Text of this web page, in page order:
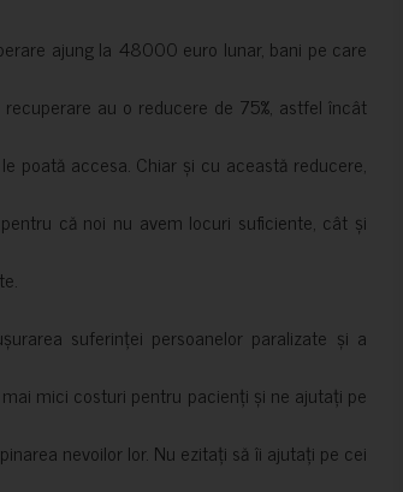
ajung la 48000 euro lunar, bani pe care
au o reducere de 75%, astfel încât
poată accesa. Chiar și cu această reducere,
că noi nu avem locuri suficiente, cât și
suferinței persoanelor paralizate și a
mici costuri pentru pacienți și ne ajutați pe
nevoilor lor. Nu ezitați să îi ajutați pe cei